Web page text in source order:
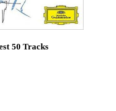
50 Tracks